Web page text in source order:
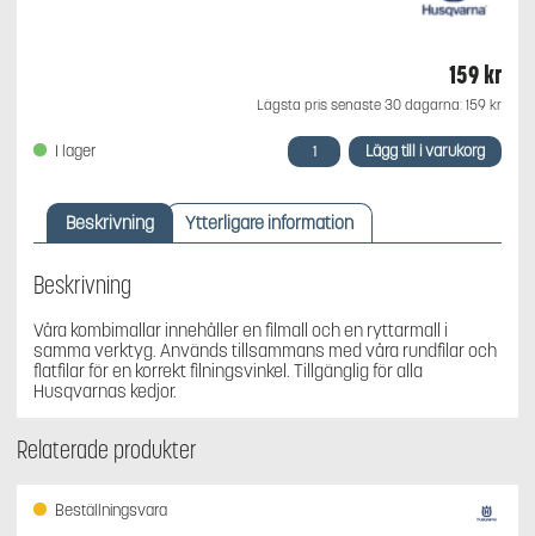
159kr
Lägsta pris senaste 30 dagarna: 159 kr
I lager
Husqvarna
Kombimall
C85
5,5
Lägg till i varukorg
Beskrivning Ytterligare information
Beskrivning
Våra kombimallar innehåller en filmall och en ryttarmall i
samma verktyg. Används tillsammans med våra rundfilar och
flatfilar för en korrekt filningsvinkel. Tillgänglig för alla
Husqvarnas kedjor.
Relaterade produkter
Beställningsvara